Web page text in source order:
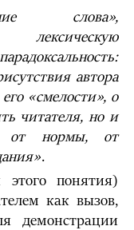
слова»,
автора
«смелости», о
читателя, но и
от нормы, от
.
понятия)
как вызов,
демонстрации